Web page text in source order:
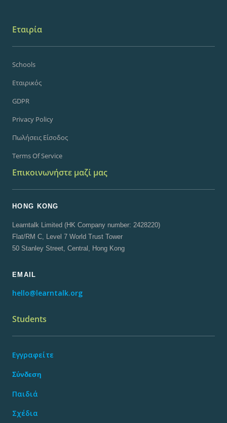
Εταιρία
Schools
Εταιρικός
GDPR
Privacy Policy
Πωλήσεις Είσοδος
Terms Of Service
Επικοινωνήστε μαζί μας
HONG KONG
Learntalk Limited (HK Company number: 2428220)
Flat/RM C, Level 7 World Trust Tower
50 Stanley Street, Central, Hong Kong
EMAIL
hello@learntalk.org
Students
Εγγραφείτε
Σύνδεση
Παιδιά
Σχέδια